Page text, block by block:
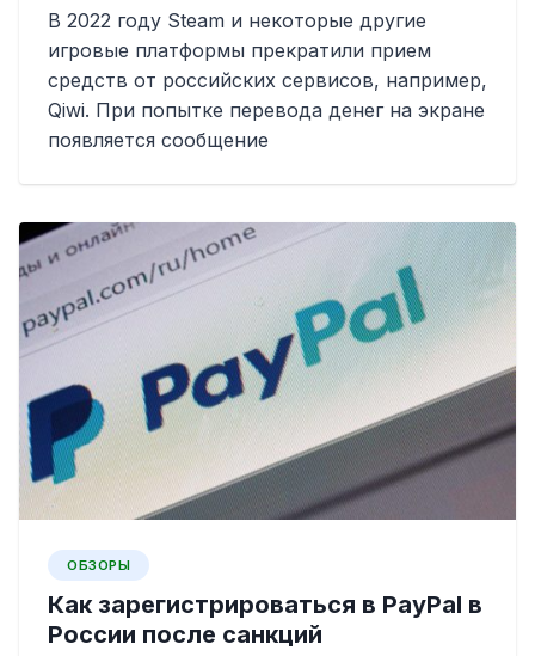
В 2022 году Steam и некоторые другие
игровые платформы прекратили прием
средств от российских сервисов, например,
Qiwi. При попытке перевода денег на экране
появляется сообщение
ОБЗОРЫ
Как зарегистрироваться в PayPal в
России после санкций